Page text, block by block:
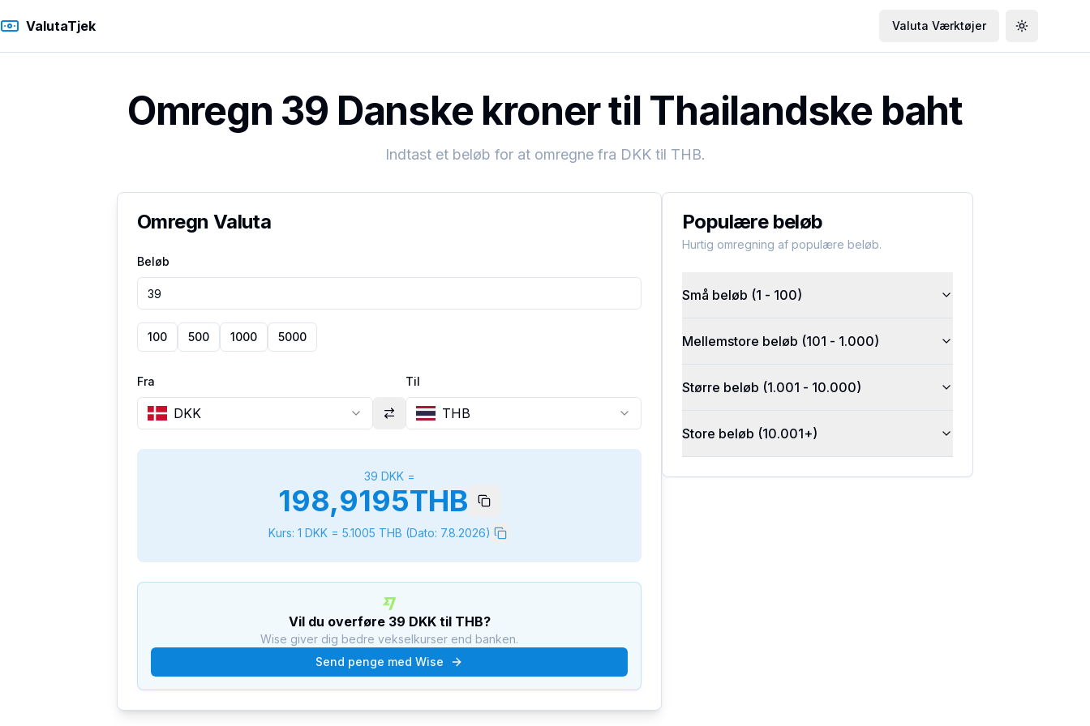
ValutaTjek Valuta Værktøjer Toggle
Omregn 39 Danske kroner til Thailandske baht
Indtast et beløb for at omregne fra DKKtil THB.
Omregn Valuta
Beløb
100 500 1000 5000
Fra
DKK
Til
THB
39 DKK=
198,9195THB
Kurs: 1 DKK = 5.1005 THB (Dato: 7.8.2026)
Vil du overføre 39 DKKtil THB?
Wise giver dig bedre vekselkurser end banken.
Send penge med Wise
Populære beløb
Hurtig omregning af populære beløb.
Små beløb (1 - 100)
Mellemstore beløb (101 - 1.000)
Større beløb (1.001 - 10.000)
Store beløb (10.001+)